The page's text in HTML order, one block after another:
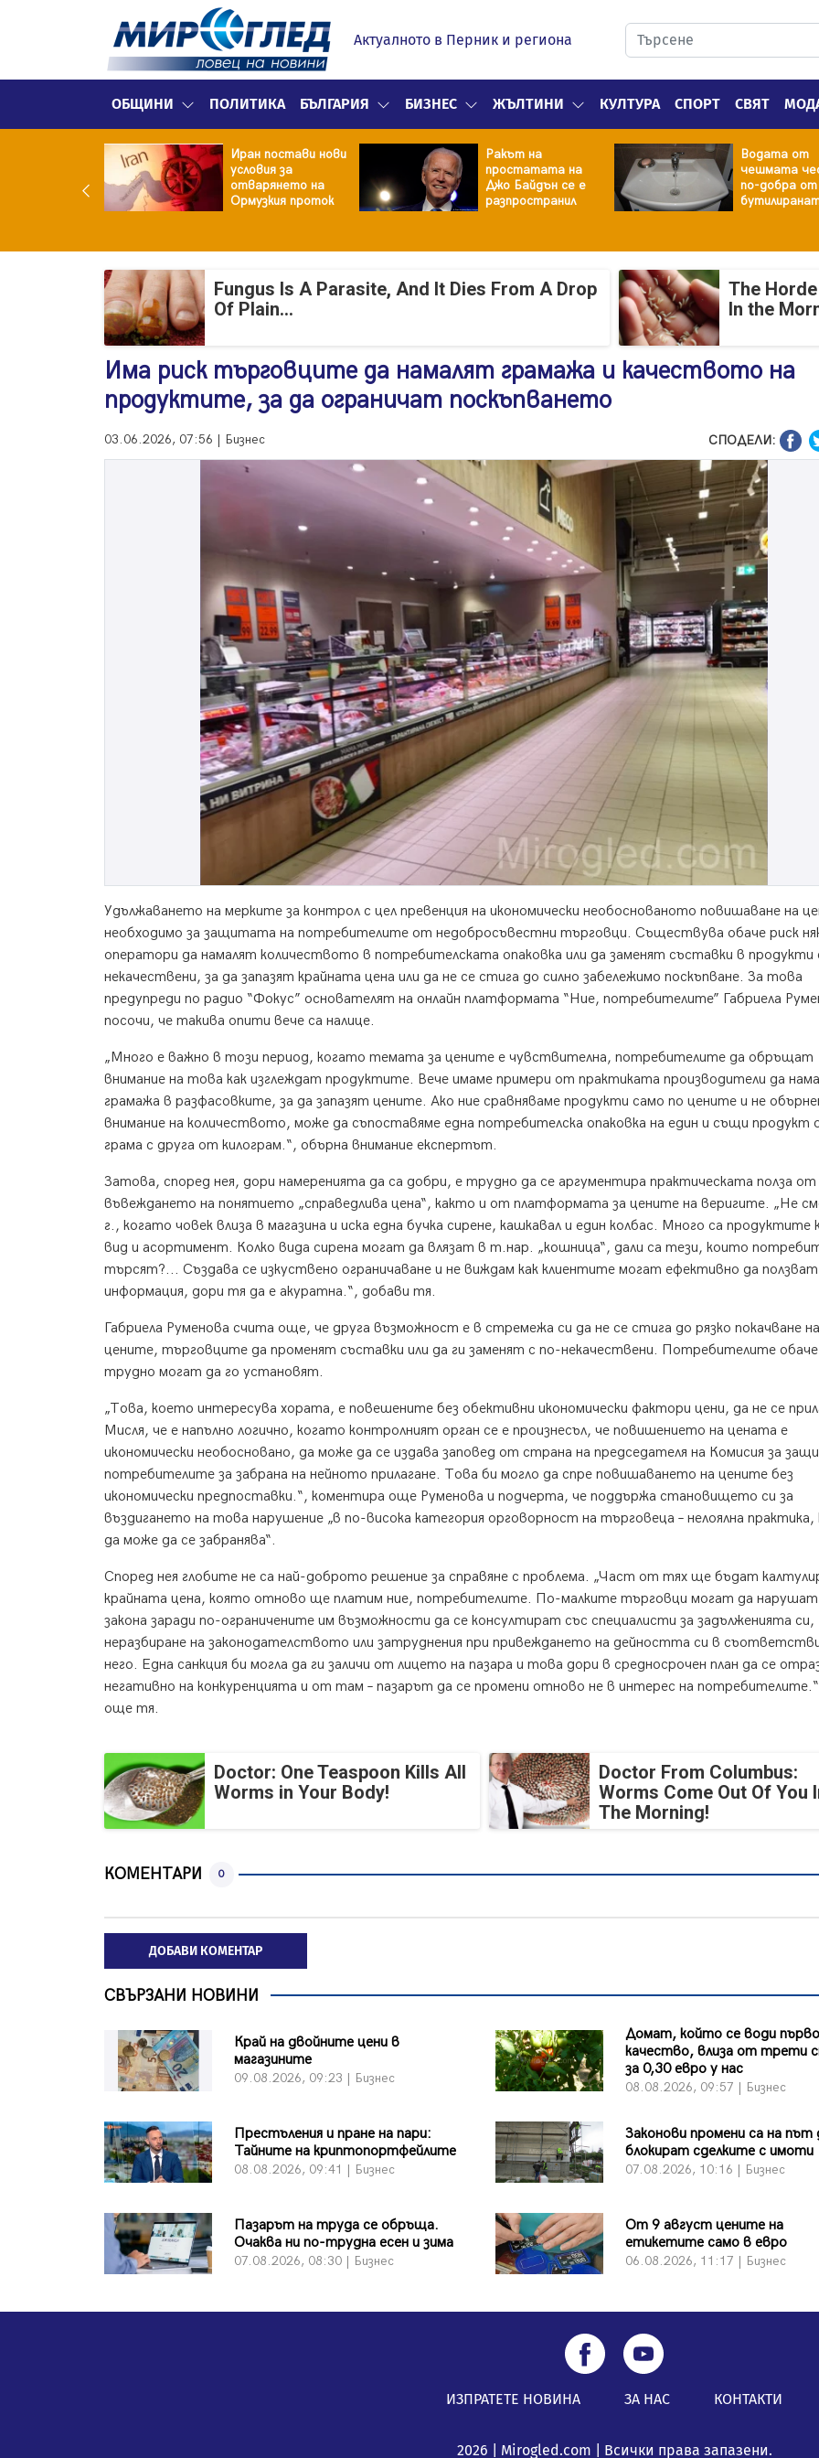
Актуалното в Перник и региона
ОБЩИНИ ПОЛИТИКА БЪЛГАРИЯ БИЗНЕС ЖЪЛТИНИ КУЛТУРА СПОРТ СВЯТ
Иран постави нови
условия за
отварянето на
Ормузкия проток
Ракът на
простатата на
Джо Байдън се е
разпространил
Водата от
чешмата
по-добра от
Fungus Is A Parasite, And It Dies From A Drop
Of Plain...
The
In the
Има риск търговците да намалят грамажа и качеството на
продуктите, за да ограничат поскъпването
03.06.2026, 07:56 | Бизнес СПОДЕЛИ:
Удължаването на мерките за контрол с цел превенция на икономически необоснованото повишаване на
необходимо за защитата на потребителите от недобросъвестни търговци. Съществува обаче риск
оператори да намалят количеството в потребителската опаковка или да заменят съставки в продукти
некачествени, за да запазят крайната цена или да не се стига до силно забележимо поскъпване. За това
предупреди по радио “Фокус” основателят на онлайн платформата “Ние, потребителите” Габриела
посочи, че такива опити вече са налице.
„Много е важно в този период, когато темата за цените е чувствителна, потребителите да обръщат
внимание на това как изглеждат продуктите. Вече имаме примери от практиката производители да
грамажа в разфасовките, за да запазят цените. Ако ние сравняваме продукти само по цените и не
внимание на количеството, може да съпоставяме една потребителска опаковка на един и същи продукт
грама с друга от килограм.“, обърна внимание експертът.
Затова, според нея, дори намеренията да са добри, е трудно да се аргументира практическата полза от
въвеждането на понятието „справедлива цена“, както и от платформата за цените на веригите. „Не
г., когато човек влиза в магазина и иска една бучка сирене, кашкавал и един колбас. Много са продуктите
вид и асортимент. Колко вида сирена могат да влязат в т.нар. „кошница“, дали са тези, които
търсят?... Създава се изкуствено ограничаване и не виждам как клиентите могат ефективно да
информация, дори тя да е акуратна.“, добави тя.
Габриела Руменова счита още, че друга възможност е в стремежа си да не се стига до рязко покачване на
цените, търговците да променят съставки или да ги заменят с по-некачествени. Потребителите
трудно могат да го установят.
„Това, което интересува хората, е повешените без обективни икономически фактори цени, да не се
Мисля, че е напълно логично, когато контролният орган се е произнесъл, че повишението на цената е
икономически необосновано, да може да се издава заповед от страна на председателя на Комисия за
потребителите за забрана на нейното прилагане. Това би могло да спре повишаването на цените без
икономически предпоставки.“, коментира още Руменова и подчерта, че поддържа становището си за
въздигането на това нарушение „в по-висока категория орговорност на търговеца – нелоялна
да може да се забранява“.
Според нея глобите не са най-доброто решение за справяне с проблема. „Част от тях ще бъдат
крайната цена, която отново ще платим ние, потребителите. По-малките търговци могат да нарушат
закона заради по-ограничените им възможности да се консултират със специалисти за задълженията си,
неразбиране на законодателството или затруднения при привеждането на дейността си в
него. Една санкция би могла да ги заличи от лицето на пазара и това дори в средносрочен план да се
негативно на конкуренцията и от там – пазарът да се промени отново не в интерес на
още тя.
Doctor: One Teaspoon Kills All
Worms in Your Body!
Doctor From Columbus:
Worms Come Out Of You
The Morning!
КОМЕНТАРИ 0
ДОБАВИ КОМЕНТАР
СВЪРЗАНИ НОВИНИ
Край на двойните цени в
магазините
09.08.2026, 09:23 | Бизнес
Домат, който се води първо
качество, влиза от трети
за 0,30 евро у нас
08.08.2026, 09:57 | Бизнес
Престъления и пране на пари:
Тайните на криптопортфейлите
08.08.2026, 09:41 | Бизнес
Законови промени са на път
блокират сделките с имоти
07.08.2026, 10:16 | Бизнес
Пазарът на труда се обръща.
Очаква ни по-трудна есен и зима
07.08.2026, 08:30 | Бизнес
От 9 август цените на
етикетите само в евро
06.08.2026, 11:17 | Бизнес
ИЗПРАТЕТЕ НОВИНА ЗА НАС КОНТАКТИ
2026 | Mirogled.com | Всички права запазени.